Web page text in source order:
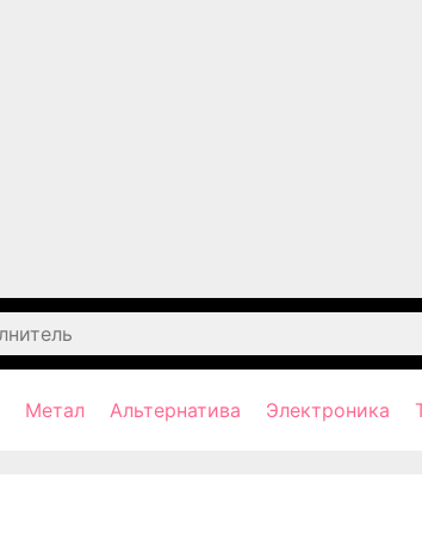
Метал Альтернатива Электроника